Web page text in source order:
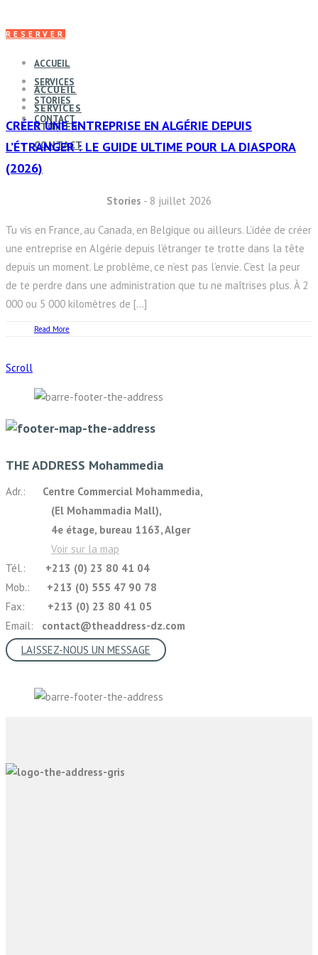
RESERVER
ACCUEIL
SERVICES
STORIES
CONTACT
ACCUEIL
SERVICES
STORIES
CONTACT
CRÉER UNE ENTREPRISE EN ALGÉRIE DEPUIS
L’ÉTRANGER : LE GUIDE ULTIME POUR LA DIASPORA
(2026)
Stories - 8 juillet 2026
Tu vis en France, au Canada, en Belgique ou ailleurs. L’idée de créer
une entreprise en Algérie depuis l’étranger te trotte dans la tête
depuis un moment. Le problème, ce n’est pas l’envie. C’est la peur
de te perdre dans une administration que tu ne maîtrises plus. À 2
000 ou 5 000 kilomètres de […]
Read More
Scroll
THE ADDRESS Mohammedia
Adr.: Centre Commercial Mohammedia,
(El Mohammadia Mall),
4e étage, bureau 1163, Alger
Voir sur la map
Tél.:
+213 (0) 23 80 41 04
Mob.: +213 (0) 555 47 90 78
Fax: +213 (0) 23 80 41 05
Email: contact@theaddress-dz.com
LAISSEZ-NOUS UN MESSAGE